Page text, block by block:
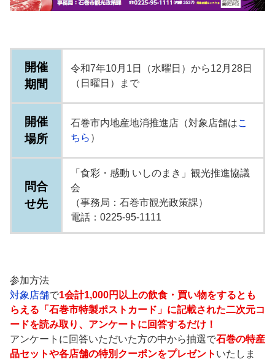
開催
期間
令和7年10月1日（水曜日）から12月28日
（日曜日）まで
開催
場所
石巻市内地産地消推進店（対象店舗はこ
ちら ）
問合
せ先
「食彩・感動 いしのまき」観光推進協議
会
（事務局：石巻市観光政策課）
電話：0225‐95‐1111
参加方法
対象店舗で1会計1,000円以上の飲食・買い物をするとも
らえる「石巻市特製ポストカード」に記載された二次元コ
ードを読み取り、アンケートに回答するだけ！
アンケートに回答いただいた方の中から抽選で石巻の特産
品セットや各店舗の特別クーポンをプレゼント いたしま